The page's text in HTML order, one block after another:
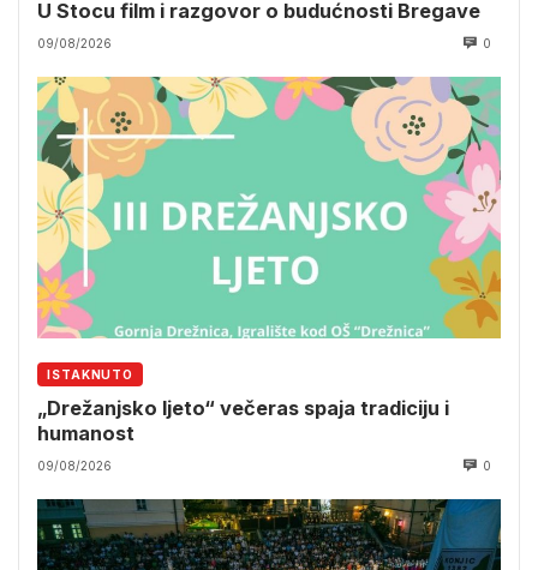
U Stocu film i razgovor o budućnosti Bregave
09/08/2026 0
ISTAKNUTO
„Drežanjsko ljeto“ večeras spaja tradiciju i
humanost
09/08/2026 0